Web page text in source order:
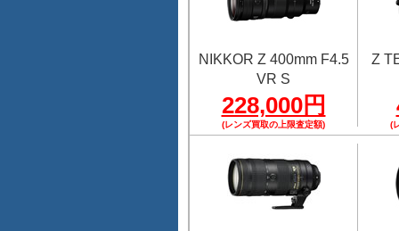
NIKKOR Z 400mm F4.5
VR S
228,000円
(レンズ買取の上限査定額)
Z
(